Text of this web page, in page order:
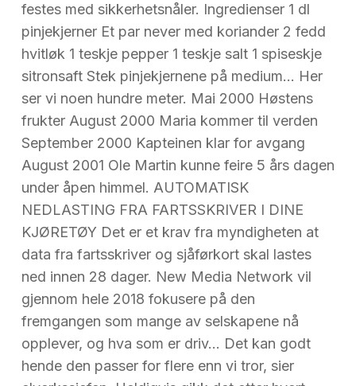
festes med sikkerhetsnåler. Ingredienser 1 dl
pinjekjerner Et par never med koriander 2 fedd
hvitløk 1 teskje pepper 1 teskje salt 1 spiseskje
sitronsaft Stek pinjekjernene på medium… Her
ser vi noen hundre meter. Mai 2000 Høstens
frukter August 2000 Maria kommer til verden
September 2000 Kapteinen klar for avgang
August 2001 Ole Martin kunne feire 5 års dagen
under åpen himmel. AUTOMATISK
NEDLASTING FRA FARTSSKRIVER I DINE
KJØRETØY Det er et krav fra myndigheten at
data fra fartsskriver og sjåførkort skal lastes
ned innen 28 dager. New Media Network vil
gjennom hele 2018 fokusere på den
fremgangen som mange av selskapene nå
opplever, og hva som er driv… Det kan godt
hende den passer for flere enn vi tror, sier